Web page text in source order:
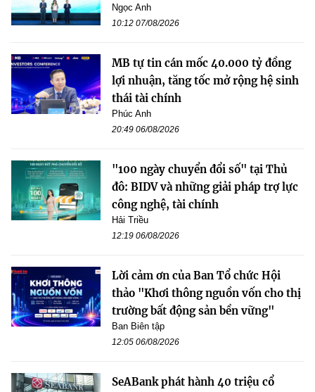
Ngọc Anh
10:12 07/08/2026
MB tự tin cán mốc 40.000 tỷ đồng
lợi nhuận, tăng tốc mở rộng hệ sinh
thái tài chính
Phúc Anh
20:49 06/08/2026
"100 ngày chuyển đổi số" tại Thủ
đô: BIDV và những giải pháp trợ lực
công nghệ, tài chính
Hải Triều
12:19 06/08/2026
Lời cảm ơn của Ban Tổ chức Hội
thảo "Khơi thông nguồn vốn cho thị
trường bất động sản bền vững"
Ban Biên tập
12:05 06/08/2026
SeABank phát hành 40 triệu cổ